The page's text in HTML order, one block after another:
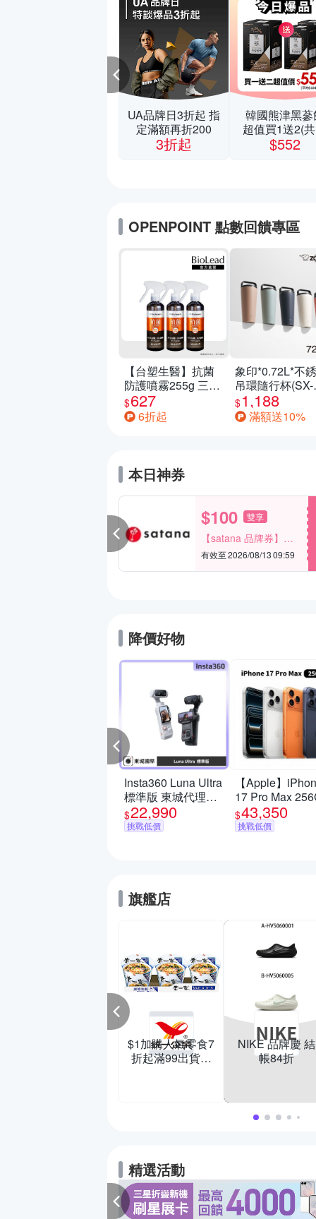
UA品牌日3折起 指
定滿額再折200
3折起
韓國熊津黑蔘
超值買1送2(
入組)
$552
OPENPOINT 點數回饋專區
【台塑生醫】抗菌
防護噴霧255g 三入
組
$627
6折起
象印*0.72L*不
吊環隨行杯(SX-
LA72H)
$1,188
滿額送10%
本日神券
$100 雙享
【satana 品牌券】品
牌週 一件折$100
有效至 2026/08/13 09:59
降價好物
Insta360 Luna Ultra
標準版 東城代理商
公司貨
$22,990
挑戰低價
【Apple】
17 Pro Max
6.9吋 手機
$43,350
挑戰低價
旗艦店
$1加購人氣零食7
折起滿99出貨滿
NIKE 品牌慶 結
帳84折
商店 班尼斯床墊
馬來乳膠枕頭
商店 愛買線上購物
雪芙蘭多款任選
精選活動